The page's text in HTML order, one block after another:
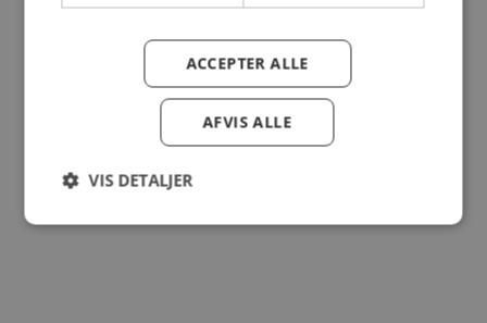
ACCEPTER ALLE
AFVIS ALLE
VIS DETALJER